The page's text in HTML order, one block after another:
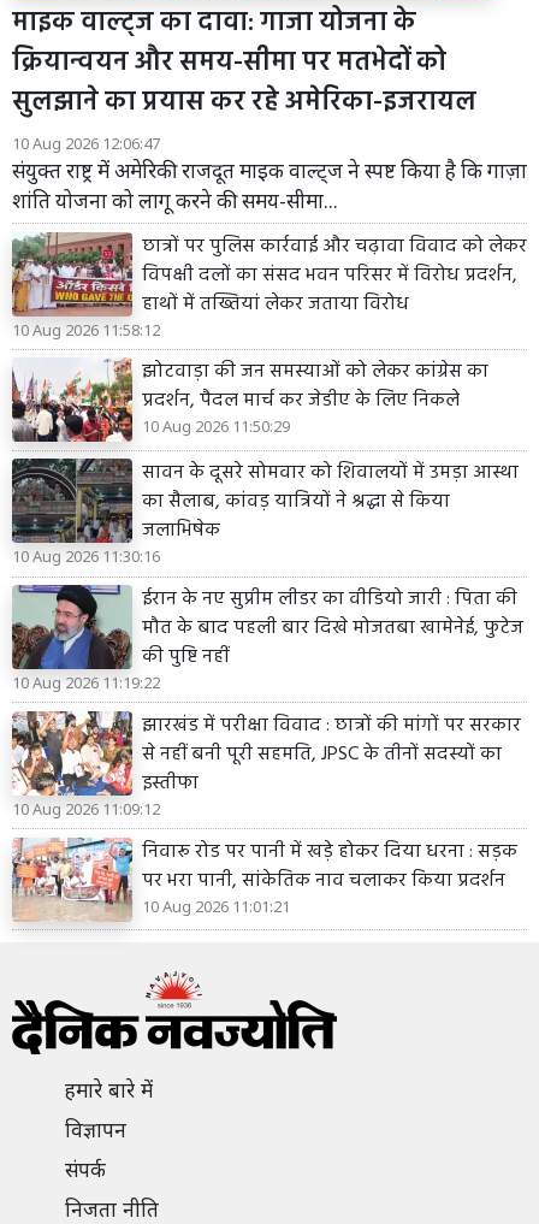
माइक वाल्ट्ज का दावा: गाजा योजना के
क्रियान्वयन और समय-सीमा पर मतभेदों को
सुलझाने का प्रयास कर रहे अमेरिका-इजरायल
10 Aug 2026 12:06:47
संयुक्त राष्ट्र में अमेरिकी राजदूत माइक वाल्ट्ज ने स्पष्ट किया है कि गाज़ा
शांति योजना को लागू करने की समय-सीमा...
छात्रों पर पुलिस कार्रवाई और चढ़ावा विवाद को लेकर
विपक्षी दलों का संसद भवन परिसर में विरोध प्रदर्शन,
हाथों में तख्तियां लेकर जताया विरोध
10 Aug 2026 11:58:12
झोटवाड़ा की जन समस्याओं को लेकर कांग्रेस का
प्रदर्शन, पैदल मार्च कर जेडीए के लिए निकले
10 Aug 2026 11:50:29
सावन के दूसरे सोमवार को शिवालयों में उमड़ा आस्था
का सैलाब, कांवड़ यात्रियों ने श्रद्धा से किया
जलाभिषेक
10 Aug 2026 11:30:16
ईरान के नए सुप्रीम लीडर का वीडियो जारी : पिता की
मौत के बाद पहली बार दिखे मोजतबा खामेनेई, फुटेज
की पुष्टि नहीं
10 Aug 2026 11:19:22
झारखंड में परीक्षा विवाद : छात्रों की मांगों पर सरकार
से नहीं बनी पूरी सहमति, JPSC के तीनों सदस्यों का
इस्तीफा
10 Aug 2026 11:09:12
निवारू रोड पर पानी में खड़े होकर दिया धरना : सड़क
पर भरा पानी, सांकेतिक नाव चलाकर किया प्रदर्शन
10 Aug 2026 11:01:21
हमारे बारे में
विज्ञापन
संपर्क
निजता नीति